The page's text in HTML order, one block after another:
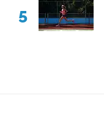
5